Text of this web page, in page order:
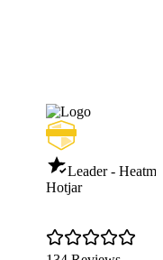
Leader -
Hotjar